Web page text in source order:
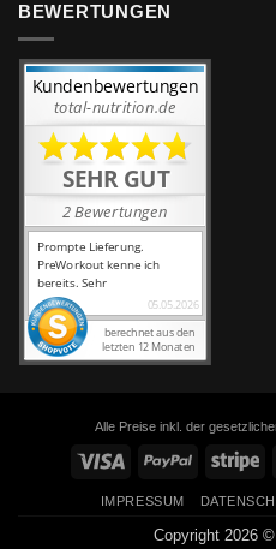
BEWERTUNGEN
Alle Preise inkl. der
Visa PayPal
IMPRESSUM
Copyright 2026 ©